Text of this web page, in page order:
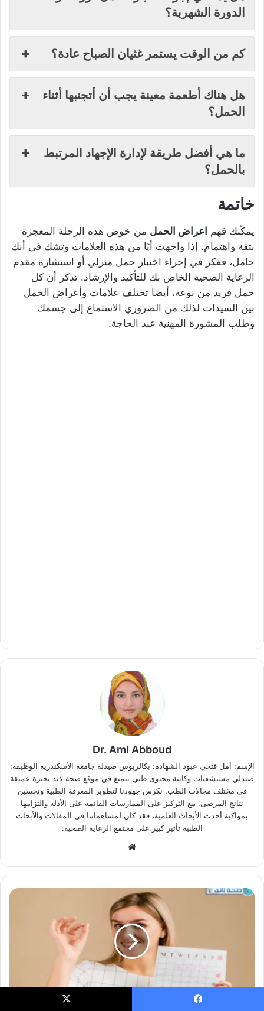
الدورة الشهرية؟
كم من الوقت يستمر غثيان الصباح عادة؟
هل هناك أطعمة معينة يجب أن أتجنبها أثناء
الحمل؟
ما هي أفضل طريقة لإدارة الإجهاد المرتبط
بالحمل؟
خاتمة
يمكّنك فهم اعراض الحمل من خوض هذه الرحلة المعجزة
بثقة واهتمام. إذا واجهت أيًا من هذه العلامات وتشك في أنك
حامل، ففكر في إجراء اختبار حمل منزلي أو استشارة مقدم
الرعاية الصحية الخاص بك للتأكيد والإرشاد. تذكر أن كل
حمل فريد من نوعه، أيضا تختلف علامات وأعراض الحمل
بين السيدات لذلك من الضروري الاستماع إلى جسمك
وطلب المشورة المهنية عند الحاجة.
Dr. Aml Abboud
الإسم: أمل فتحي عبود الشهادة: بكالريوس صيدلة جامعة الأسكندرية الوظيفة:
صيدلي مستشفيات وكاتبة محتوى طبي نتمتع في موقع صحة لاند بخبرة عميقة
في مختلف مجالات الطب. نكرس جهودنا لتطوير المعرفة الطبية وتحسين
نتائج المرضى. مع التركيز على الممارسات القائمة على الأدلة والتزامها
بمواكبة أحدث الأبحاث العلمية، فقد كان لمساهماتنا في المقالات والأبحاث
الطبية تأثير كبير على مجتمع الرعاية الصحية.
حاسبة التبويض عند المرأة من صحة لاند